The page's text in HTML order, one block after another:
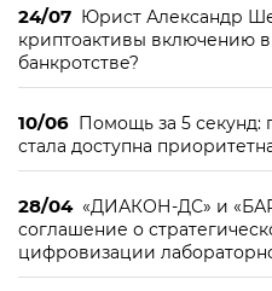
24/07 Юрист Александр
криптоактивы включению
банкротстве?
10/06 Помощь за 5 секунд:
стала доступна
28/04 «ДИАКОН-ДС» и
соглашение о
цифровизации